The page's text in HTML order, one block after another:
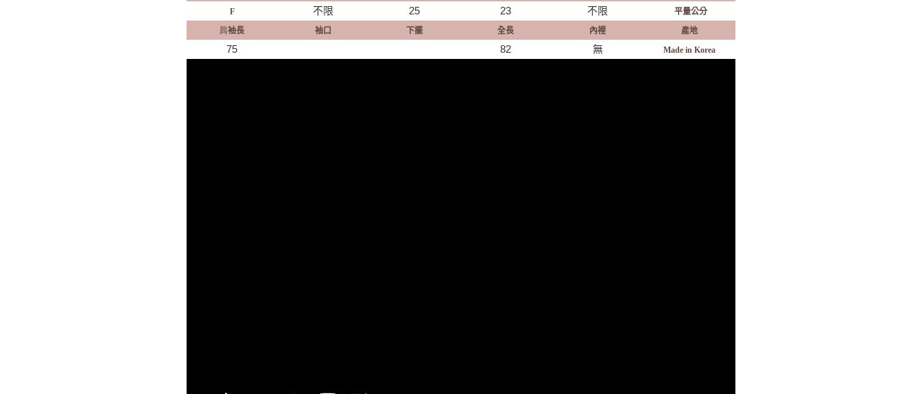
F 不限 25 23 不限
平量公分
肩袖長 袖口 下擺 全長 內裡 產地
75 82 無 Made in Korea